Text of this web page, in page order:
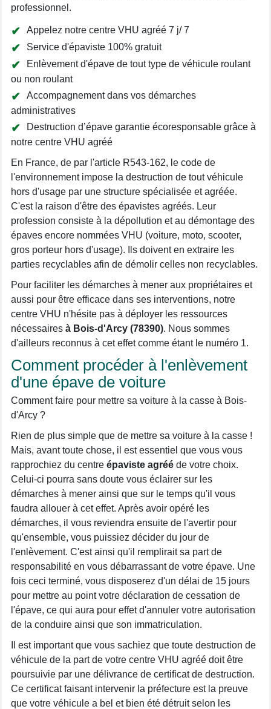
professionnel.
Appelez notre centre VHU agréé 7 j/ 7
Service d'épaviste 100% gratuit
Enlèvement d'épave de tout type de véhicule roulant
ou non roulant
Accompagnement dans vos démarches
administratives
Destruction d’épave garantie écoresponsable grâce à
notre centre VHU agréé
En France, de par l'article R543-162, le code de
l'environnement impose la destruction de tout véhicule
hors d'usage par une structure spécialisée et agréée.
C'est la raison d'être des épavistes agréés. Leur
profession consiste à la dépollution et au démontage des
épaves encore nommées VHU (voiture, moto, scooter,
gros porteur hors d'usage). Ils doivent en extraire les
parties recyclables afin de démolir celles non recyclables.
Pour faciliter les démarches à mener aux propriétaires et
aussi pour être efficace dans ses interventions, notre
centre VHU n'hésite pas à déployer les ressources
nécessaires à Bois-d'Arcy (78390). Nous sommes
d'ailleurs reconnus à cet effet comme étant le numéro 1.
Comment procéder à l'enlèvement
d'une épave de voiture
Comment faire pour mettre sa voiture à la casse à Bois-
d'Arcy ?
Rien de plus simple que de mettre sa voiture à la casse !
Mais, avant toute chose, il est essentiel que vous vous
rapprochiez du centre épaviste agréé de votre choix.
Celui-ci pourra sans doute vous éclairer sur les
démarches à mener ainsi que sur le temps qu'il vous
faudra allouer à cet effet. Après avoir opéré les
démarches, il vous reviendra ensuite de l'avertir pour
qu'ensemble, vous puissiez décider du jour de
l'enlèvement. C'est ainsi qu'il remplirait sa part de
responsabilité en vous débarrassant de votre épave. Une
fois ceci terminé, vous disposerez d'un délai de 15 jours
pour mettre au point votre déclaration de cessation de
l'épave, ce qui aura pour effet d'annuler votre autorisation
de la conduire ainsi que son immatriculation.
Il est important que vous sachiez que toute destruction de
véhicule de la part de votre centre VHU agréé doit être
poursuivie par une délivrance de certificat de destruction.
Ce certificat faisant intervenir la préfecture est la preuve
que votre véhicule a bel et bien été détruit selon les